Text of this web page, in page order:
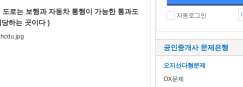
1
자동로그인
공인중개사 문제은행
오지선다형문제
OX문제
로는 보행과 자동차 통행이 가능한 통과도
하는 곳이다 )